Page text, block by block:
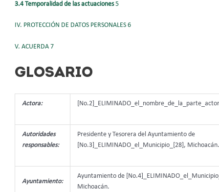
3.4 Temporalidad de las actuaciones5
IV. PROTECCIÓN DE DATOS PERSONALES 6
V. ACUERDA 7
GLOSARIO
Actora:
Autoridades
responsables:
Presidente y Tesorera del Ayuntamiento de
[No.3]_ELIMINADO_el_Municipio_[28], Michoacán.
Ayuntamiento:
Ayuntamiento de
Michoacán.